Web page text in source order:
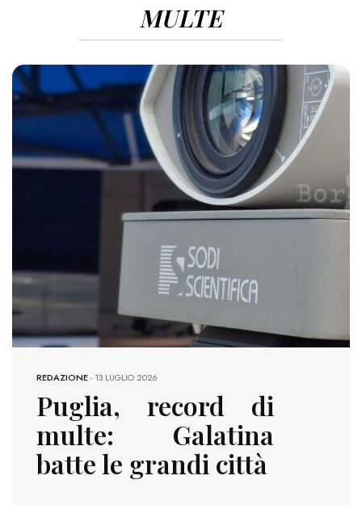
MULTE
1372 VIEWS
REDAZIONE-13 LUGLIO 2026
Puglia, record di
multe: Galatina
batte le grandi città